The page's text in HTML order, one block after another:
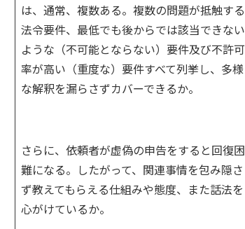
は、通常、複数ある。複数の問題が抵触する
法令要件、最低でも後からでは該当できない
ような（不可能とならない）要件及び不許可
率が高い（重度な）要件すべて列挙し、多様
な解釈を漏らさずカバーできるか。
さらに、依頼者が虚偽の申告をすると回復困
難になる。したがって、関連事情を包み隠さ
ず教えてもらえる仕組みや態度、また話法を
心がけているか。